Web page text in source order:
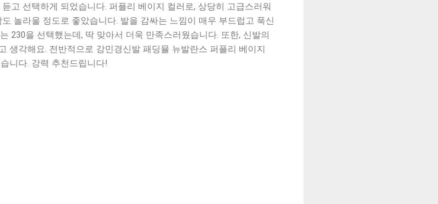
고 선택하게 되었습니다. 퍼플리 베이지 컬러로, 상당히 고급스러워
놀라울 정도로 좋았습니다. 발을 감싸는 느낌이 매우 부드럽고 푹신
230을 선택했는데, 딱 맞아서 더욱 만족스러웠습니다. 또한, 신발의
생각해요. 전반적으로 강민경신발 패딩뮬 뉴발란스 퍼플리 베이지
니다. 강력 추천드립니다!